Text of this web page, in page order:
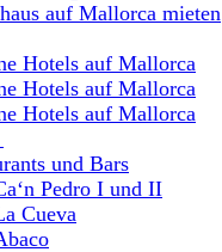
auf Mallorca mieten
Hotels auf Mallorca
Hotels auf Mallorca
Hotels auf Mallorca
und Bars
Pedro I und II
Cueva